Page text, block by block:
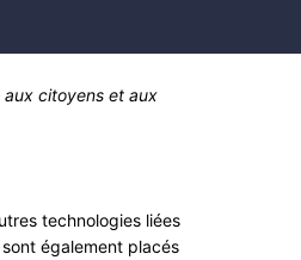
aux citoyens et aux
technologies liées
également placés